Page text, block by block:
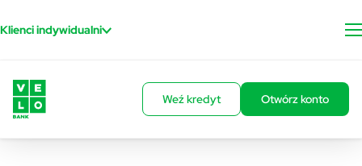
Klienci indywidualni
Weź kredyt Otwórz konto